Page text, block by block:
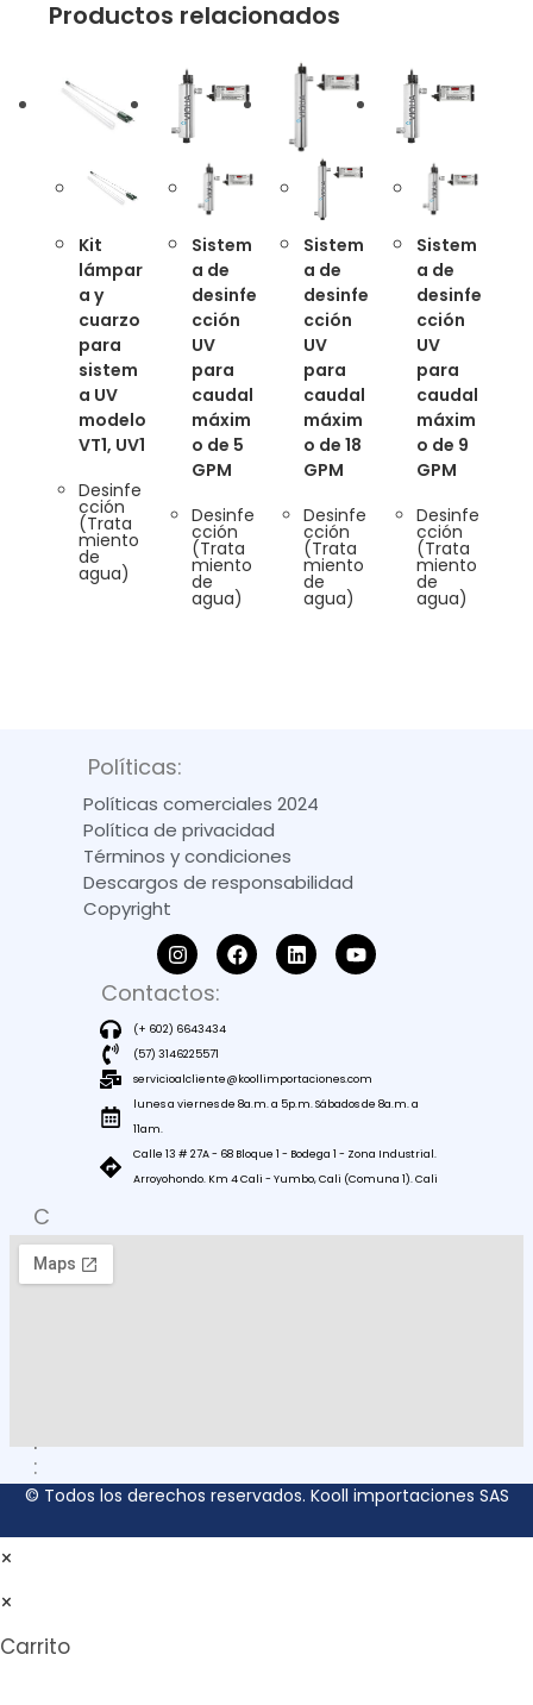
Productos relacionados
Kit
lámpar
a y
cuarzo
para
sistem
a UV
modelo
VT1, UV1
Desinfe
cción
(Trata
miento
de
agua)
Sistem
a de
desinfe
cción
UV
para
caudal
máxim
o de 5
GPM
Desinfe
cción
(Trata
miento
de
agua)
Sistem
a de
desinfe
cción
UV
para
caudal
máxim
o de 18
GPM
Desinfe
cción
(Trata
miento
de
agua)
Sistem
a de
desinfe
cción
UV
para
caudal
máxim
o de 9
GPM
Desinfe
cción
(Trata
miento
de
agua)
Políticas:
Políticas comerciales 2024
Política de privacidad
Términos y condiciones
Descargos de responsabilidad
Copyright
Contactos:
(+ 602) 6643434
(57) 3146225571
servicioalcliente@koollimportaciones.com
lunes a viernes de 8a.m. a 5p.m. Sábados de 8a.m. a
11am.
Calle 13 # 27A - 68 Bloque 1 - Bodega 1 - Zona Industrial.
Arroyohondo. Km 4 Cali - Yumbo, Cali (Comuna 1). Cali
C
O
M
O
R
:
© Todos los derechos reservados. Kooll importaciones SAS
×
×
Carrito